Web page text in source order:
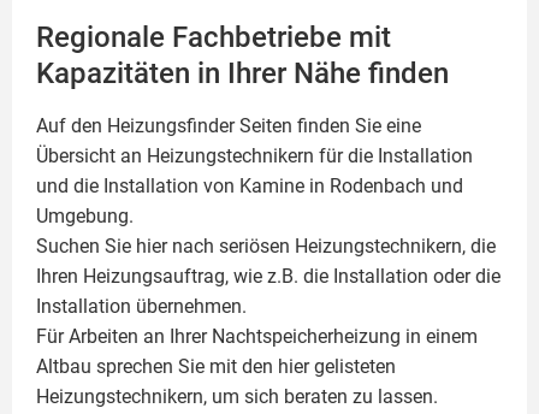
Regionale Fachbetriebe mit
Kapazitäten in Ihrer Nähe finden
Auf den Heizungsfinder Seiten finden Sie eine
Übersicht an Heizungstechnikern für die Installation
und die Installation von Kamine in Rodenbach und
Umgebung.
Suchen Sie hier nach seriösen Heizungstechnikern, die
Ihren Heizungsauftrag, wie z.B. die Installation oder die
Installation übernehmen.
Für Arbeiten an Ihrer Nachtspeicherheizung in einem
Altbau sprechen Sie mit den hier gelisteten
Heizungstechnikern, um sich beraten zu lassen.